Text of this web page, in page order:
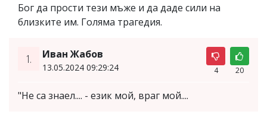
Бог да прости тези мъже и да даде сили на
близките им. Голяма трагедия.
1. Иван Жабов
13.05.2024 09:29:24 4 20
"Не са знаел.... - език мой, враг мой....